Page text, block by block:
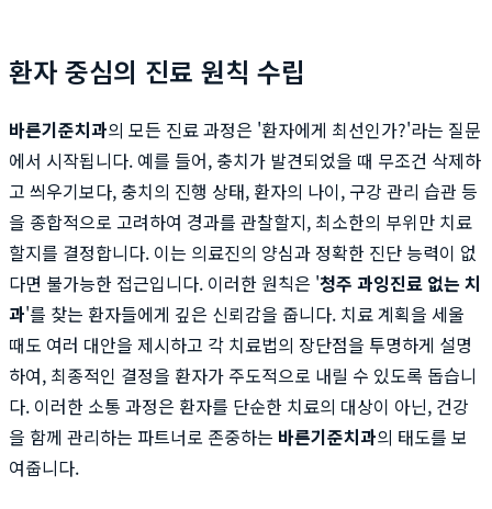
환자 중심의 진료 원칙 수립
바른기준치과의 모든 진료 과정은 '환자에게 최선인가?'라는 질문
에서 시작됩니다. 예를 들어, 충치가 발견되었을 때 무조건 삭제하
고 씌우기보다, 충치의 진행 상태, 환자의 나이, 구강 관리 습관 등
을 종합적으로 고려하여 경과를 관찰할지, 최소한의 부위만 치료
할지를 결정합니다. 이는 의료진의 양심과 정확한 진단 능력이 없
다면 불가능한 접근입니다. 이러한 원칙은 '청주 과잉진료 없는 치
과'를 찾는 환자들에게 깊은 신뢰감을 줍니다. 치료 계획을 세울
때도 여러 대안을 제시하고 각 치료법의 장단점을 투명하게 설명
하여, 최종적인 결정을 환자가 주도적으로 내릴 수 있도록 돕습니
다. 이러한 소통 과정은 환자를 단순한 치료의 대상이 아닌, 건강
을 함께 관리하는 파트너로 존중하는 바른기준치과의 태도를 보
여줍니다.